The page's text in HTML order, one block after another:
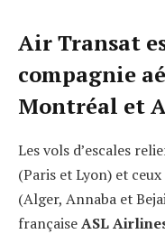
Air Transat
compagnie
Montréal et
Les vols d’escales
(Paris et Lyon) et
(Alger, Annaba et
françaiseASL